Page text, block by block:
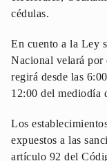
cédulas.
En cuento a la Ley
Nacional velará por
regirá desde las
12:00 del mediodía
Los
expuestos a las
artículo 92 del